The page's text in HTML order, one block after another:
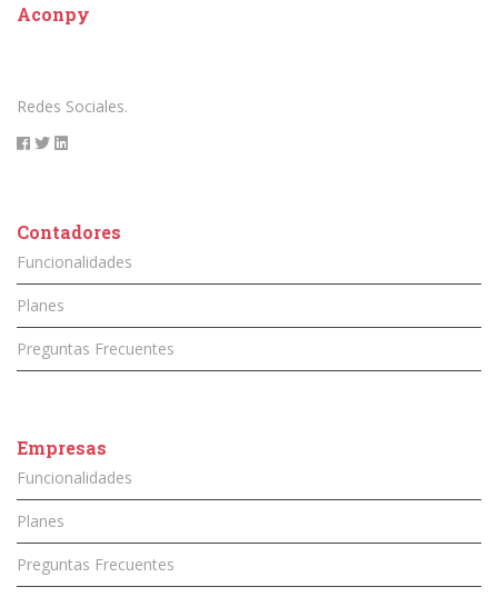
Aconpy
Redes Sociales.
Contadores
Funcionalidades
Planes
Preguntas Frecuentes
Empresas
Funcionalidades
Planes
Preguntas Frecuentes